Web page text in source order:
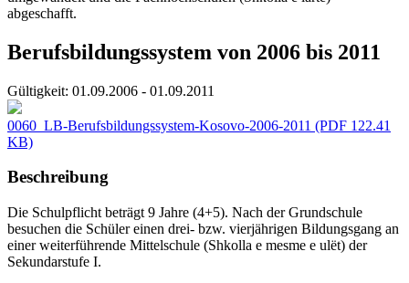
abgeschafft.
Berufsbildungssystem von 2006 bis 2011
Gültigkeit: 01.09.2006 - 01.09.2011
0060_LB-Berufsbildungssystem-Kosovo-2006-2011 (PDF 122.41
KB)
Beschreibung
Die Schulpflicht beträgt 9 Jahre (4+5). Nach der Grundschule
besuchen die Schüler einen drei- bzw. vierjährigen Bildungsgang an
einer weiterführende Mittelschule (Shkolla e mesme e ulët) der
Sekundarstufe I.